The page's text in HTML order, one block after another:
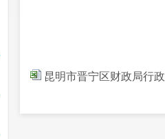
昆明市晋宁区财政局行